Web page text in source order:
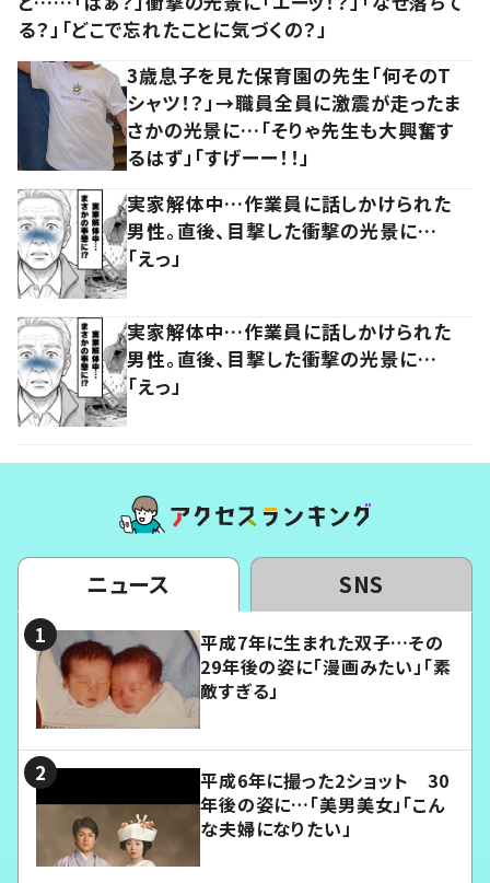
る？」「どこで忘れたことに気づくの？」
3歳息子を見た保育園の先生「何そのT
シャツ！？」→職員全員に激震が走ったま
さかの光景に…「そりゃ先生も大興奮す
るはず」「すげーー！！」
実家解体中…作業員に話しかけられた
男性。直後、目撃した衝撃の光景に…
「えっ」
実家解体中…作業員に話しかけられた
男性。直後、目撃した衝撃の光景に…
「えっ」
ニュース SNS
平成7年に生まれた双子…その
29年後の姿に「漫画みたい」「素
敵すぎる」
平成6年に撮った2ショット 30
年後の姿に…「美男美女」「こん
な夫婦になりたい」